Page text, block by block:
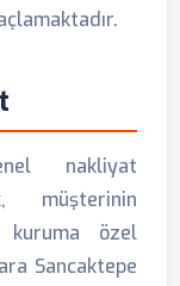
nakliyat
müşterinin
kuruma özel
Sancaktepe